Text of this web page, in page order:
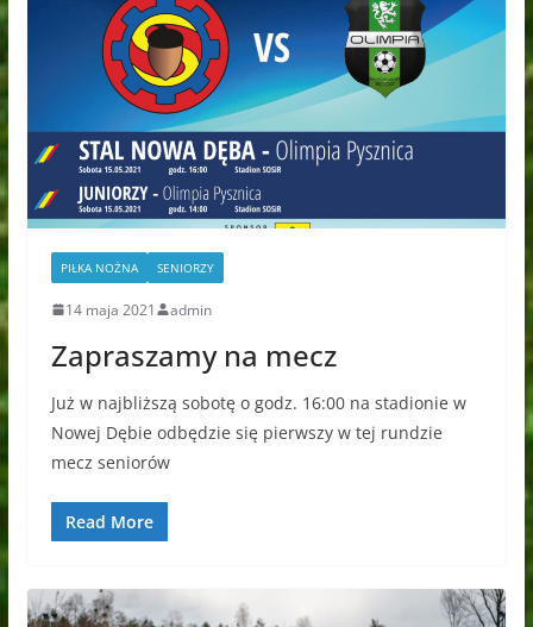
PIŁKA NOŻNA SENIORZY
14 maja 2021 admin
Zapraszamy na mecz
Już w najbliższą sobotę o godz. 16:00 na stadionie w
Nowej Dębie odbędzie się pierwszy w tej rundzie
mecz seniorów
Read More